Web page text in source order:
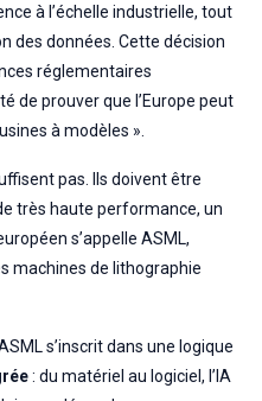
à l’échelle industrielle, tout
des données. Cette décision
réglementaires
de prouver que l’Europe peut
à modèles ».
pas. Ils doivent être
très haute performance, un
s’appelle ASML,
machines de lithographie
s’inscrit dans une logique
: du matériel au logiciel, l’IA